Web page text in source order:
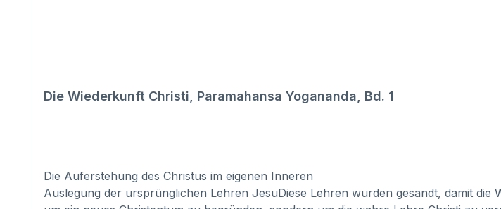
Die Wiederkunft Christi, Paramahansa Yogananda, Bd. 1
Die Auferstehung des Christus im eigenen
Auslegung der ursprünglichen Lehren JesuDiese Lehren wurden gesandt, damit